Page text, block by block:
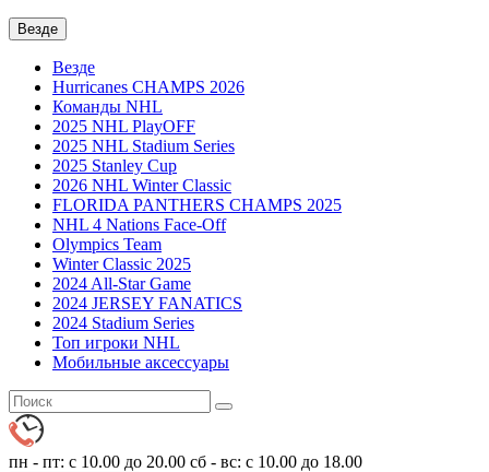
Везде
Везде
Hurricanes CHAMPS 2026
Команды NHL
2025 NHL PlayOFF
2025 NHL Stadium Series
2025 Stanley Cup
2026 NHL Winter Classic
FLORIDA PANTHERS CHAMPS 2025
NHL 4 Nations Face-Off
Olympics Team
Winter Classic 2025
2024 All-Star Game
2024 JERSEY FANATICS
2024 Stadium Series
Топ игроки NHL
Мобильные аксессуары
пн - пт: с 10.00 до 20.00 сб - вс: с 10.00 до 18.00